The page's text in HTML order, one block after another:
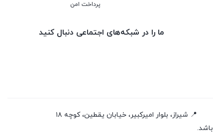
پرداخت امن
ما را در شبکه‌های اجتماعی دنبال کنید
📍 شیراز، بلوار امیرکبیر، خیابان یقطین، کوچه ۱۸